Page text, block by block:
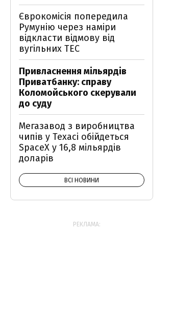
Єврокомісія попередила
Румунію через наміри
відкласти відмову від
вугільних ТЕС
Привласнення мільярдів
Приватбанку: справу
Коломойського скерували
до суду
Мегазавод з виробництва
чипів у Техасі обійдеться
SpaceX у 16,8 мільярдів
доларів
ВСІ НОВИНИ
РЕКЛАМА: